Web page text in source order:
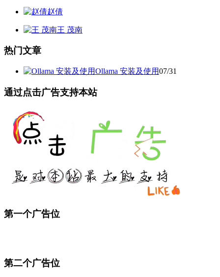
赵倩
王 茂南
热门文章
Ollama 安装及使用07/31
通过点击广告支持本站
第一个广告位
第二个广告位